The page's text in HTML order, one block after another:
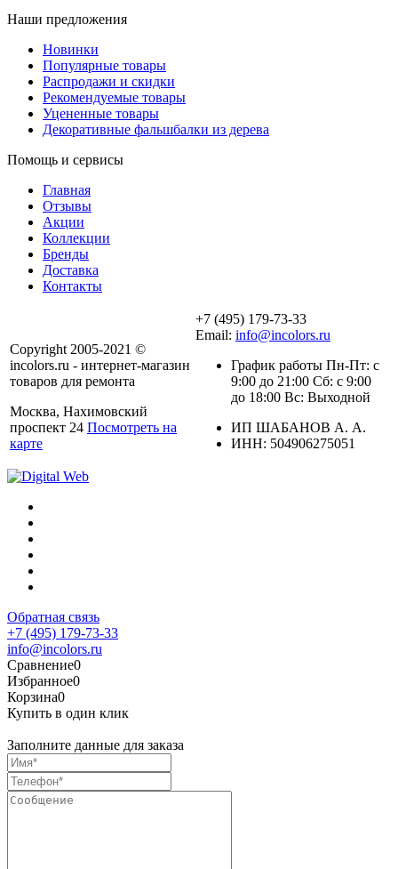
Наши предложения
Новинки
Популярные товары
Распродажи и скидки
Рекомендуемые товары
Уцененные товары
Декоративные фальшбалки из дерева
Помощь и сервисы
Главная
Отзывы
Акции
Коллекции
Бренды
Доставка
Контакты
Copyright 2005-2021 ©
incolors.ru - интернет-магазин
товаров для ремонта
Москва, Нахимовский
проспект 24 Посмотреть на
карте
+7 (495) 179-73-33
Email: info@incolors.ru
График работы Пн-Пт: с
9:00 до 21:00 Сб: с 9:00
до 18:00 Вс: Выходной
ИП ШАБАНОВ А. А.
ИНН: 504906275051
Обратная связь
+7 (495) 179-73-33
info@incolors.ru
Сравнение0
Избранное0
Корзина0
Купить в один клик
Заполните данные для заказа